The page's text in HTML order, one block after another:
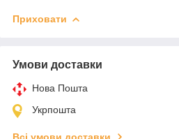
Приховати
Умови доставки
Нова Пошта
Укрпошта
Всі умови доставки